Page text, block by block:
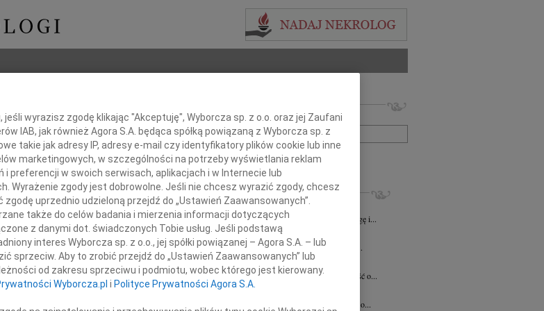
o odejściu
Imię i nazwisko lub numer ogłoszenia:
+ szukanie zaawansowane
INNE NEKROLOGI
07.08.2026Katowice
Z wielkim smutkiem żegnamy naszego Kolegę i...
06.08.2026Katowice
Drogiej Koleżance Sabinie Kacan składamy...
Marcin Kurek 24.07.2026 Katowice
Z głębokim smutkiem przyjęliśmy wiadomość o...
Tadeusz Zając
Z głębokim smutkiem przyjąłem wiadomość o...
wyrazisz zgodę klikając "Akceptuję", Wyborcza sp. z o.o. oraz jej Zaufani
IAB, jak również Agora S.A. będąca spółką powiązaną z Wyborcza sp. z
takie jak adresy IP, adresy e-mail czy identyfikatory plików cookie lub inne
marketingowych, w szczególności na potrzeby wyświetlania reklam
preferencji w swoich serwisach, aplikacjach i w Internecie lub
Wyrażenie zgody jest dobrowolne. Jeśli nie chcesz wyrazić zgody, chcesz
uprzednio udzieloną przejdź do „Ustawień Zaawansowanych”.
także do celów badania i mierzenia informacji dotyczących
z danymi dot. świadczonych Tobie usług. Jeśli podstawą
interes Wyborcza sp. z o.o., jej spółki powiązanej – Agora S.A. – lub
sprzeciw. Aby to zrobić przejdź do „Ustawień Zaawansowanych” lub
od zakresu sprzeciwu i podmiotu, wobec którego jest kierowany.
Wyborcza.pl i Polityce Prywatności Agora S.A.